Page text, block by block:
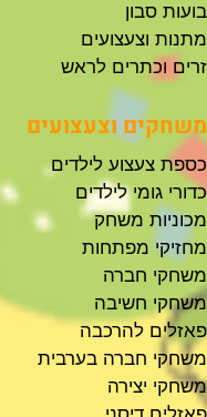
בועות סבון
מתנות וצעצועים
זרים וכתרים לראש
משחקים וצעצועים
כספת צעצוע לילדים
כדורי גומי לילדים
מכוניות משחק
מחזיקי מפתחות
משחקי חברה
משחקי חשיבה
פאזלים להרכבה
משחקי חברה בערבית
משחקי יצירה